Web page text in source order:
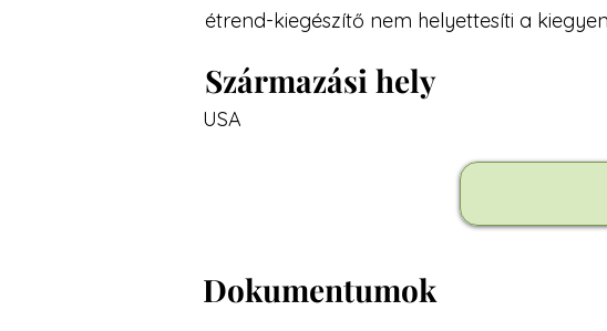
étrend-kiegészítő nem helyettesíti a
Származási hely
USA
Dokumentumok